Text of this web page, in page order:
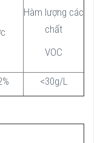
Hàm lượng các
chất
VOC
<30g/L